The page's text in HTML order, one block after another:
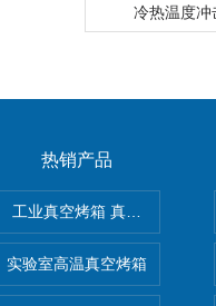
冷热温度冲
热销产品
工业真空烤箱 真空烘箱
实验室高温真空烤箱